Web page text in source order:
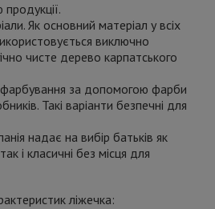
Як основний матеріал у всіх
виключно
чисте дерево карпатського
фарбування за допомогою фарби
Такі варіанти безпечні для
надає на вибір батьків як
і класичні без місця для
ліжечка: